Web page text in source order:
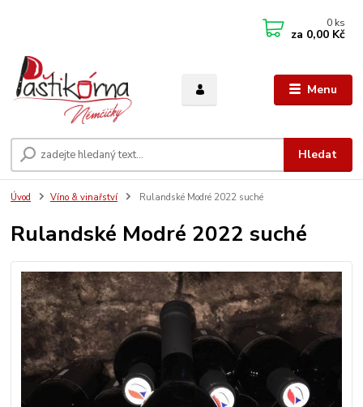
Menu
Hledat
0 ks
za 0,00 Kč
Úvod Víno & vinařství Rulandské Modré 2022 suché
Rulandské Modré 2022 suché